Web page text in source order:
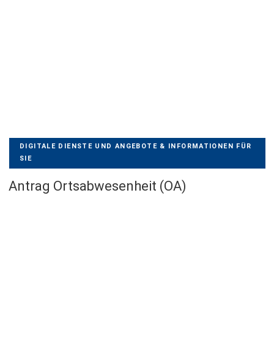
DIGITALE DIENSTE UND ANGEBOTE & INFORMATIONEN FÜR
SIE
Antrag Ortsabwesenheit (OA)